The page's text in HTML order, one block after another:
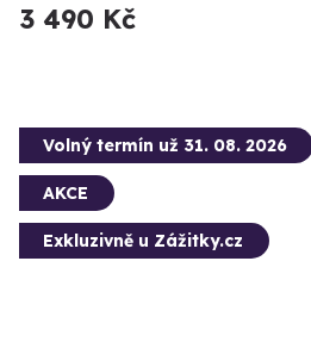
3 490 Kč
Volný termín už 31. 08. 2026
AKCE
Exkluzivně u Zážitky.cz